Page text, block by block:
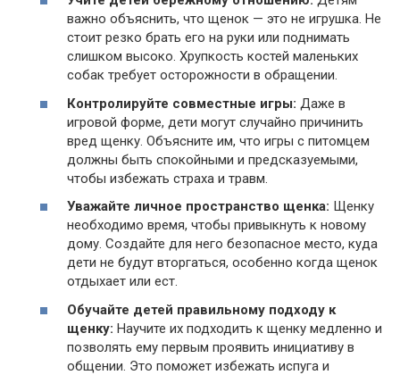
важно объяснить, что щенок — это не игрушка. Не
стоит резко брать его на руки или поднимать
слишком высоко. Хрупкость костей маленьких
собак требует осторожности в обращении.
Контролируйте совместные игры: Даже в
игровой форме, дети могут случайно причинить
вред щенку. Объясните им, что игры с питомцем
должны быть спокойными и предсказуемыми,
чтобы избежать страха и травм.
Уважайте личное пространство щенка: Щенку
необходимо время, чтобы привыкнуть к новому
дому. Создайте для него безопасное место, куда
дети не будут вторгаться, особенно когда щенок
отдыхает или ест.
Обучайте детей правильному подходу к
щенку: Научите их подходить к щенку медленно и
позволять ему первым проявить инициативу в
общении. Это поможет избежать испуга и